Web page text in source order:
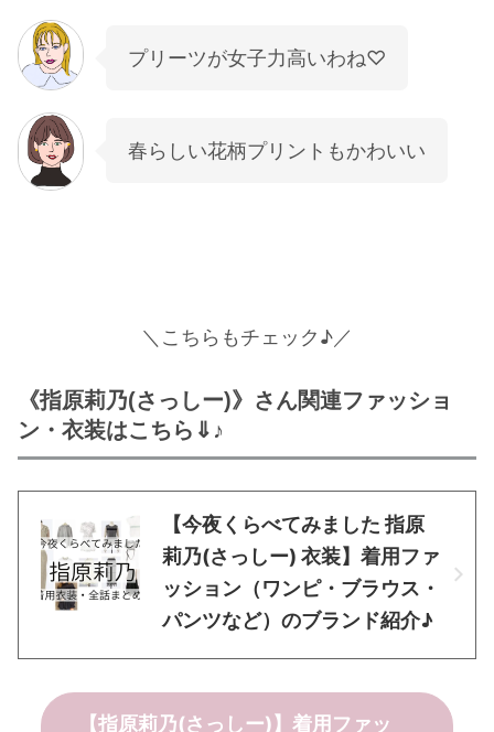
プリーツが女子力高いわね♡
春らしい花柄プリントもかわいい
＼ こちらもチェック♪／
《指原莉乃(さっしー)》さん関連ファッショ
ン・衣装はこちら⇓♪
【今夜くらべてみました 指原
莉乃(さっしー) 衣装】着用ファ
ッション（ワンピ・ブラウス・
パンツなど）のブランド紹介♪
【指原莉乃(さっしー)】着用ファッ